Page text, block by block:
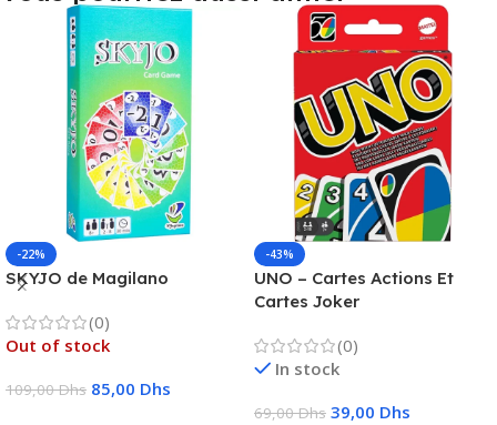
-22%
SKYJO de Magilano
(0)
Out of stock
109,00Dhs 85,00 Dhs
-43%
UNO – Cartes Actions Et
Cartes Joker
(0)
In stock
69,00Dhs 39,00 Dhs